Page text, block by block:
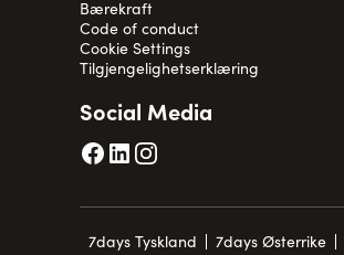
Bærekraft
Code of conduct
Cookie Settings
Tilgjengelighetserklæring
Social Media
7days Tyskland 7days Østerrike